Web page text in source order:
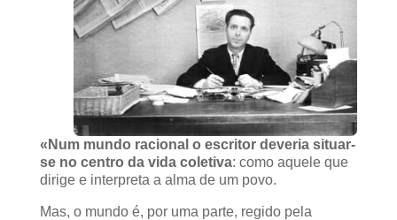
«Num mundo racional o escritor deveria situar-
se no centro da vida coletiva: como aquele que
dirige e interpreta a alma de um povo.
Mas, o mundo é, por uma parte, regido pela